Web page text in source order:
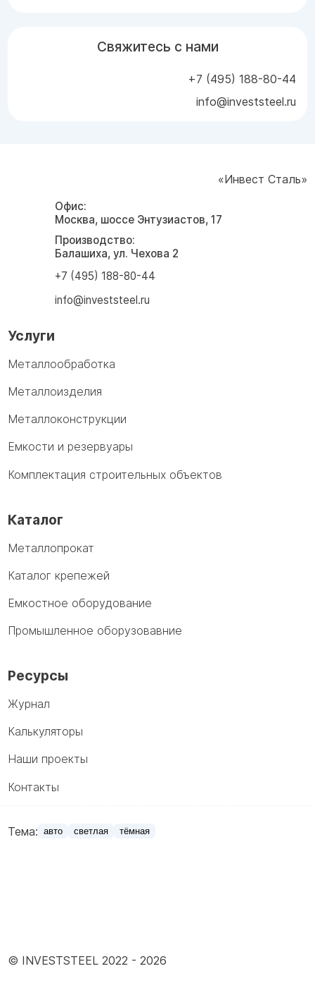
Свяжитесь с нами
+7 (495) 188-80-44
info@investsteel.ru
«Инвест Сталь»
Офис:
Москва, шоссе Энтузиастов, 17
Производство:
Балашиха, ул. Чехова 2
+7 (495) 188-80-44
info@investsteel.ru
Услуги
Металлообработка
Металлоизделия
Металлоконструкции
Емкости и резервуары
Комплектация строительных объектов
Каталог
Металлопрокат
Каталог крепежей
Емкостное оборудование
Промышленное оборузовавние
Ресурсы
Журнал
Калькуляторы
Наши проекты
Контакты
Тема: авто светлая тёмная
© INVESTSTEEL 2022 - 2026